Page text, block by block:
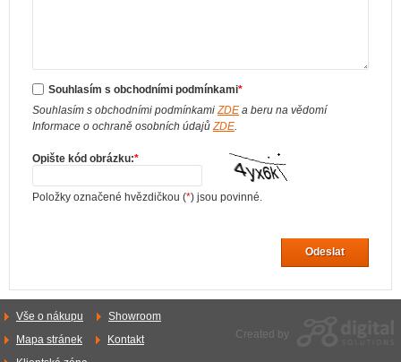
Souhlasím s obchodními podmínkami*
Souhlasím s obchodními podmínkamiZDE a beru na vědomí
Informace o ochraně osobních údajůZDE.
Opište kód obrázku:*
Položky označené hvězdičkou (*) jsou povinné.
Odeslat
Vše o nákupu
Showroom
Mapa stránek
Kontakt
Created by